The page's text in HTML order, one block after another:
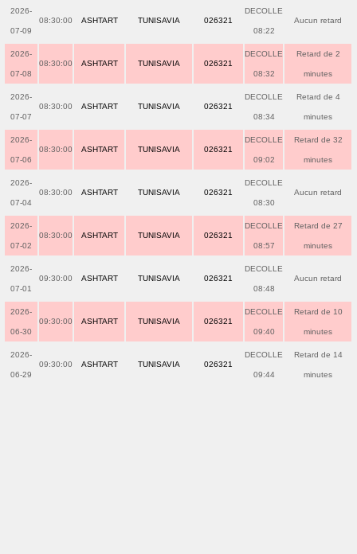
2026-
07-09
08:30:00 ASHTART TUNISAVIA 026321
DECOLLE
08:22
Aucun retard
2026-
07-08
08:30:00 ASHTART TUNISAVIA 026321
DECOLLE
08:32
Retard de 2
minutes
2026-
07-07
08:30:00 ASHTART TUNISAVIA 026321
DECOLLE
08:34
Retard de 4
minutes
2026-
07-06
08:30:00 ASHTART TUNISAVIA 026321
DECOLLE
09:02
Retard de 32
minutes
2026-
07-04
08:30:00 ASHTART TUNISAVIA 026321
DECOLLE
08:30
Aucun retard
2026-
07-02
08:30:00 ASHTART TUNISAVIA 026321
DECOLLE
08:57
Retard de 27
minutes
2026-
07-01
09:30:00 ASHTART TUNISAVIA 026321
DECOLLE
08:48
Aucun retard
2026-
06-30
09:30:00 ASHTART TUNISAVIA 026321
DECOLLE
09:40
Retard de 10
minutes
2026-
06-29
09:30:00 ASHTART TUNISAVIA 026321
DECOLLE
09:44
Retard de 14
minutes